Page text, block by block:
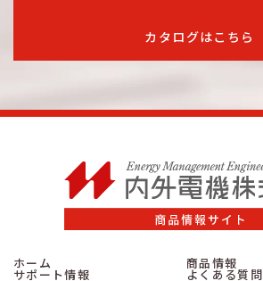
カタログはこちら
ホーム 商品情報
サポート情報 よくある質問